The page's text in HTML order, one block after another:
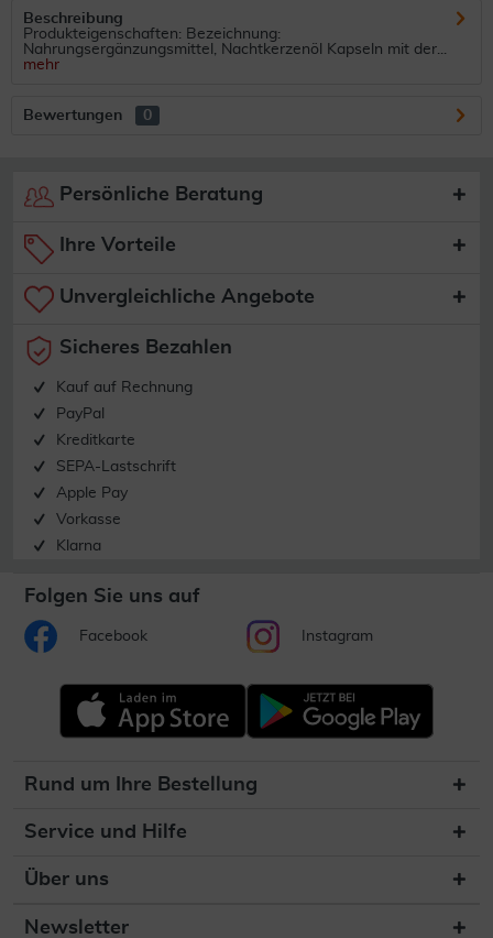
Beschreibung
Produkteigenschaften: Bezeichnung:
Nahrungsergänzungsmittel, Nachtkerzenöl Kapseln mit der...
mehr
Bewertungen 0
Persönliche Beratung
Ihre Vorteile
Unvergleichliche Angebote
Sicheres Bezahlen
Kauf auf Rechnung
PayPal
Kreditkarte
SEPA-Lastschrift
Apple Pay
Vorkasse
Klarna
Folgen Sie uns auf
Facebook Instagram
Rund um Ihre Bestellung
Service und Hilfe
Über uns
Newsletter